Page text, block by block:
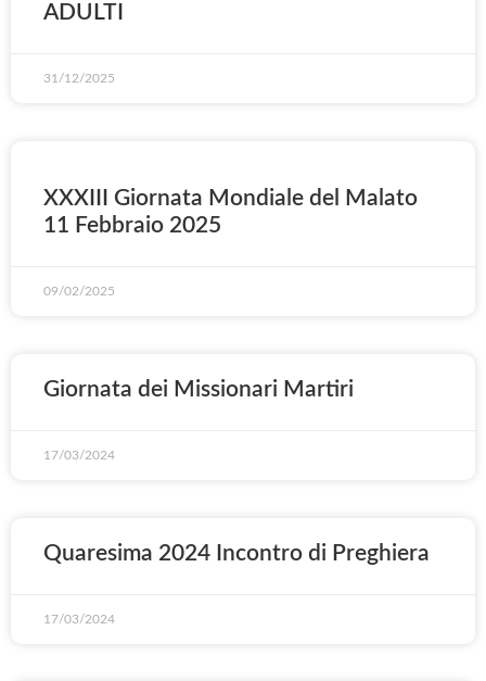
ADULTI
31/12/2025
XXXIII Giornata Mondiale del Malato
11 Febbraio 2025
09/02/2025
Giornata dei Missionari Martiri
17/03/2024
Quaresima 2024 Incontro di Preghiera
17/03/2024